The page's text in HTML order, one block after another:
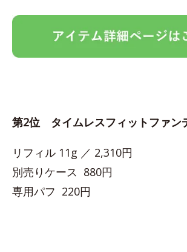
第2位 タイムレスフィットファン
リフィル 11g ／ 2,310円
別売りケース 880円
専用パフ 220円